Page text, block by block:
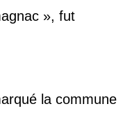
», fut
la commune